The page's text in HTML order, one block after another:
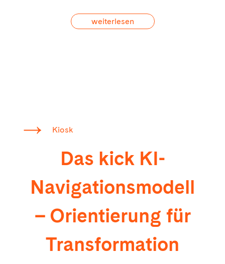
weiterlesen
Kiosk
Das kick KI-
Navigationsmodell
– Orientierung für
Transformation